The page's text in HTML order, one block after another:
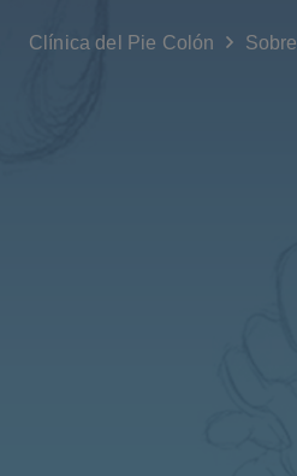
Clínica del Pie Colón